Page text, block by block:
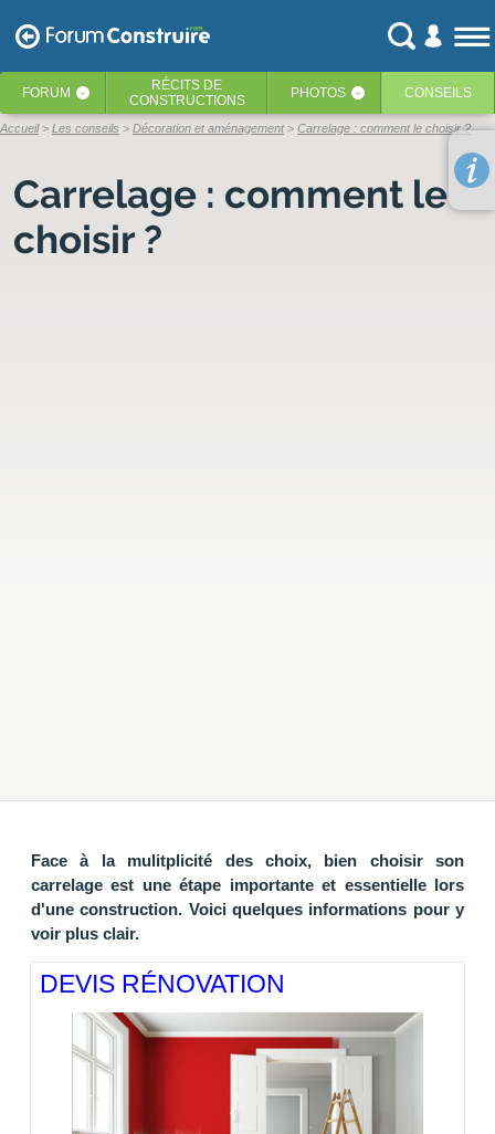
FORUM ‹ RÉCITS DE
CONSTRUCTIONS
PHOTOS ‹ CONSEILS
Accueil Les conseils Décoration et aménagement Carrelage : comment le choisir ?
Carrelage : comment le
choisir ?
Face à la mulitplicité des choix, bien choisir son
carrelage est une étape importante et essentielle lors
d'une construction. Voici quelques informations pour y
voir plus clair.
DEVIS RÉNOVATION